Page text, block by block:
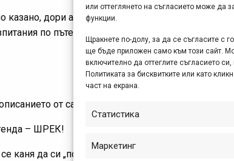
или оттеглянето на съгласието може да
функции.
Щракнете по-долу, за да се съгласите с
ще бъде приложен само към този сайт.
включително да оттеглите съгласието
Политиката за бисквитките или като
част на екрана.
Статистика
Маркетинг
казано, дори аз като редовен фен не
по пътеките и все още справящ се с
от самия Борис:
– ШРЕК!
каня да си „покажа“ състезателната ми